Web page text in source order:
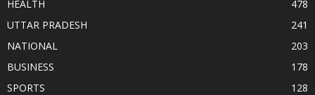
HEALTH
478
UTTAR PRADESH
241
NATIONAL
203
BUSINESS
178
SPORTS
128